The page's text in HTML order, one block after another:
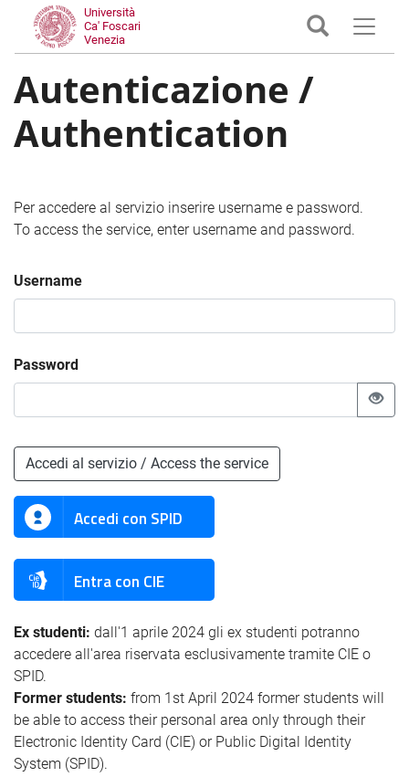
Università
Ca' Foscari
Venezia
Autenticazione /
Authentication
Per accedere al servizio inserire username e password.
To access the service, enter username and password.
Username
Password
Accedi al servizio / Access the service
Accedi con SPID
Entra con CIE
Ex studenti: dall'1 aprile 2024 gli ex studenti potranno
accedere all'area riservata esclusivamente tramite CIE o
SPID.
Former students: from 1st April 2024 former students will
be able to access their personal area only through their
Electronic Identity Card (CIE) or Public Digital Identity
System (SPID).